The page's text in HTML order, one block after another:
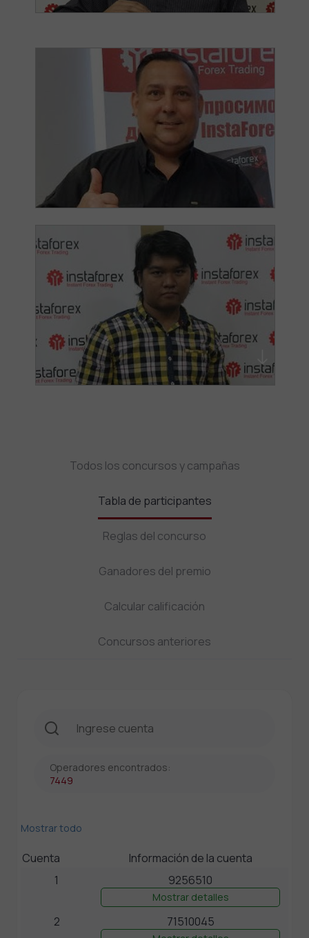
Todos los concursos y campañas
Tabla de participantes
Reglas del concurso
Ganadores del premio
Calcular calificación
Concursos anteriores
Operadores encontrados:
7449
Mostrar todo
Cuenta
Información de la cuenta
1
9256510
Mostrar detalles
2 71510045